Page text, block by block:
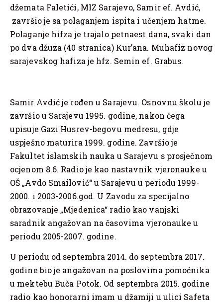
džemata Faletići, MIZ Sarajevo, Samir ef. Avdić,
završio je sa polaganjem ispita i učenjem hatme.
Polaganje hifza je trajalo petnaest dana, svaki dan
po dva džuza (40 stranica) Kur’ana. Muhafiz novog
sarajevskog hafiza je hfz. Semin ef. Grabus.
Samir Avdić je rođen u Sarajevu. Osnovnu školu je
završio u Sarajevu 1995. godine, nakon čega
upisuje Gazi Husrev-begovu medresu, gdje
uspješno maturira 1999. godine. Završio je
Fakultet islamskih nauka u Sarajevu s prosječnom
ocjenom 8.6. Radio je kao nastavnik vjeronauke u
OŠ „Avdo Smailović“ u Sarajevu u periodu 1999-
2000. i 2003-2006.god. U Zavodu za specijalno
obrazovanje „Mjedenica“ radio kao vanjski
saradnik angažovan na časovima vjeronauke u
periodu 2005-2007. godine.
U periodu od septembra 2014. do septembra 2017.
godine bio je angažovan na poslovima pomoćnika
u mektebu Buča Potok. Od septembra 2015. godine
radio kao honorarni imam u džamiji u ulici Safeta